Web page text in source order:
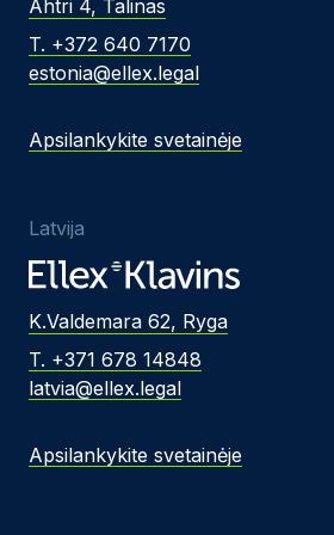
Ahtri 4, Talinas
T. +372 640 7170
estonia@ellex.legal
Apsilankykite svetainėje
Latvija
K.Valdemara 62, Ryga
T. +371 678 14848
latvia@ellex.legal
Apsilankykite svetainėje